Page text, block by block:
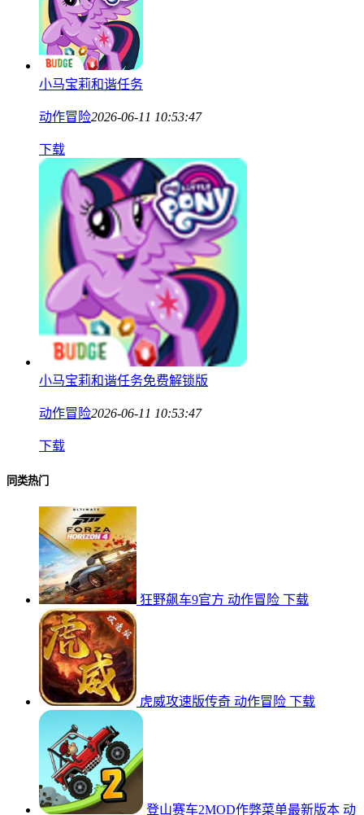
小马宝莉和谐任务
动作冒险2026-06-11 10:53:47
下载
小马宝莉和谐任务免费解锁版
动作冒险2026-06-11 10:53:47
下载
同类热门
狂野飙车9官方 动作冒险 下载
虎威攻速版传奇 动作冒险 下载
登山赛车2MOD作弊菜单最新版本 动